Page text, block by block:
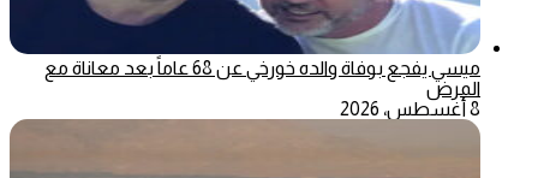
ميسي يفجع بوفاة والده خورخي عن 68 عاماً بعد معاناة مع
المرض
8 أغسطس، 2026